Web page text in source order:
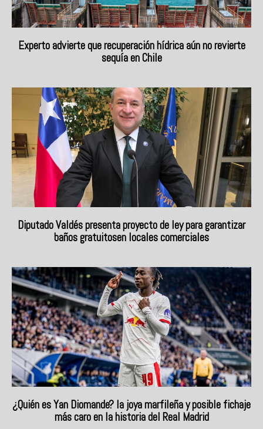
Experto advierte que recuperación hídrica aún no revierte
sequía en Chile
Diputado Valdés presenta proyecto de ley para garantizar
baños gratuitosen locales comerciales
¿Quién es Yan Diomande? la joya marfileña y posible fichaje
más caro en la historia del Real Madrid